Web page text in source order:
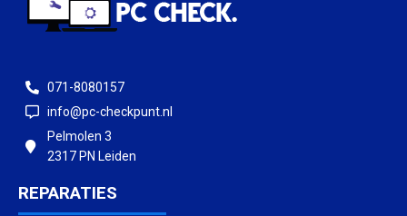
071-8080157
info@pc-checkpunt.nl
Pelmolen 3
2317 PN Leiden
REPARATIES